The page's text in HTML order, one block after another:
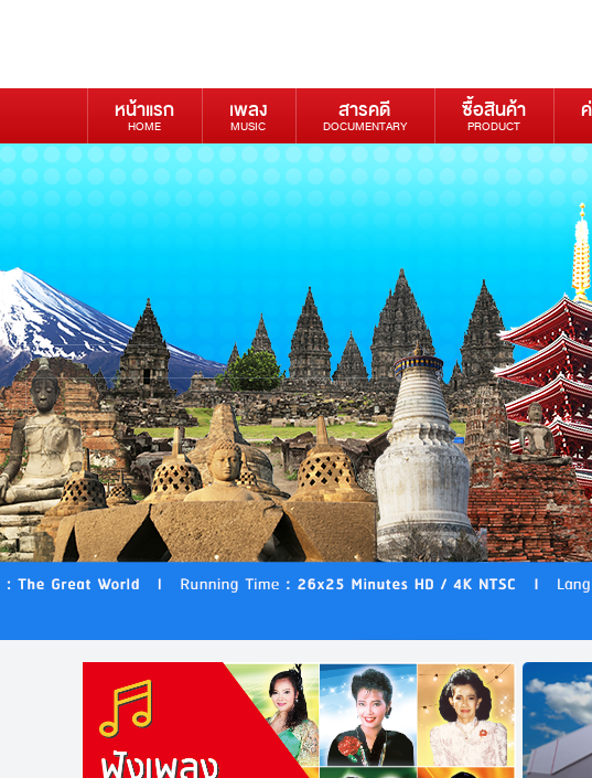
หน้าแรก
HOME
เพลง
MUSIC
สารคดี
DOCUMENTARY
ซื้อสินค้า
PRODUCT